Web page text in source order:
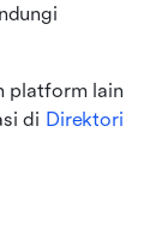
platform lain
di Direktori